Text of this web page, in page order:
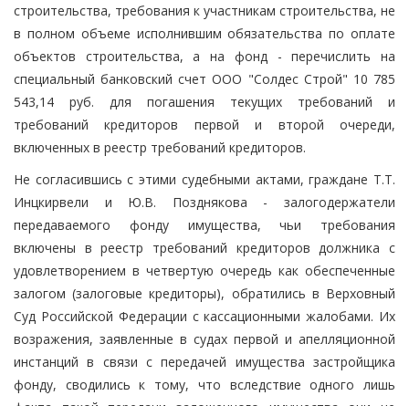
строительства, требования к участникам строительства, не
в полном объеме исполнившим обязательства по оплате
объектов строительства, а на фонд - перечислить на
специальный банковский счет ООО "Солдес Строй" 10 785
543,14 руб. для погашения текущих требований и
требований кредиторов первой и второй очереди,
включенных в реестр требований кредиторов.
Не согласившись с этими судебными актами, граждане Т.Т.
Инцкирвели и Ю.В. Позднякова - залогодержатели
передаваемого фонду имущества, чьи требования
включены в реестр требований кредиторов должника с
удовлетворением в четвертую очередь как обеспеченные
залогом (залоговые кредиторы), обратились в Верховный
Суд Российской Федерации с кассационными жалобами. Их
возражения, заявленные в судах первой и апелляционной
инстанций в связи с передачей имущества застройщика
фонду, сводились к тому, что вследствие одного лишь